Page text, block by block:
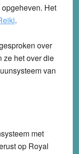
Het
.
over
ze het over die
van
met
op Royal